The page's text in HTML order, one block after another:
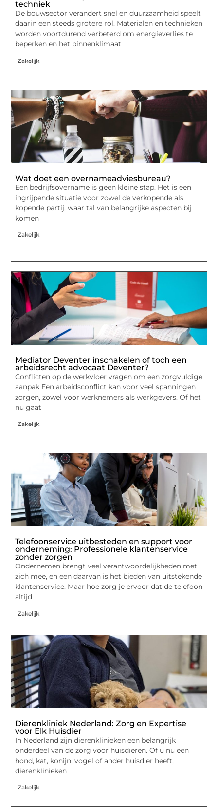
techniek
De bouwsector verandert snel en duurzaamheid speelt
daarin een steeds grotere rol. Materialen en technieken
worden voortdurend verbeterd om energieverlies te
beperken en het binnenklimaat
Zakelijk
Wat doet een overnameadviesbureau?
Een bedrijfsovername is geen kleine stap. Het is een
ingrijpende situatie voor zowel de verkopende als
kopende partij, waar tal van belangrijke aspecten bij
komen
Zakelijk
Mediator Deventer inschakelen of toch een
arbeidsrecht advocaat Deventer?
Conflicten op de werkvloer vragen om een zorgvuldige
aanpak Een arbeidsconflict kan voor veel spanningen
zorgen, zowel voor werknemers als werkgevers. Of het
nu gaat
Zakelijk
Telefoonservice uitbesteden en support voor
onderneming: Professionele klantenservice
zonder zorgen
Ondernemen brengt veel verantwoordelijkheden met
zich mee, en een daarvan is het bieden van uitstekende
klantenservice. Maar hoe zorg je ervoor dat de telefoon
altijd
Zakelijk
Dierenkliniek Nederland: Zorg en Expertise
voor Elk Huisdier
In Nederland zijn dierenklinieken een belangrijk
onderdeel van de zorg voor huisdieren. Of u nu een
hond, kat, konijn, vogel of ander huisdier heeft,
dierenklinieken
Zakelijk